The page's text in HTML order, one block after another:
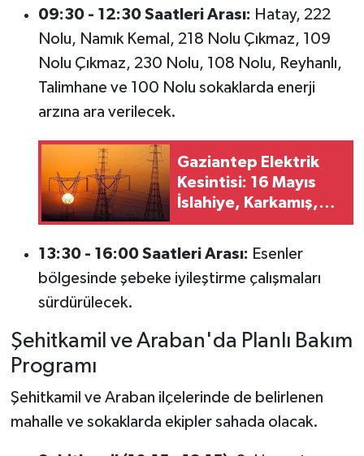
09:30 - 12:30 Saatleri Arası: Hatay, 222
Nolu, Namık Kemal, 218 Nolu Çıkmaz, 109
Nolu Çıkmaz, 230 Nolu, 108 Nolu, Reyhanlı,
Talimhane ve 100 Nolu sokaklarda enerji
arzına ara verilecek.
Gaziantep Elektrik
Kesintisi: 16 Mayıs
İslahiye, Karkamış,
Nizip, Nurdağı,
Şahinbey ve
Şehitkamil'de Geniş
Kapsaml
13:30 - 16:00 Saatleri Arası: Esenler
bölgesinde şebeke iyileştirme çalışmaları
sürdürülecek.
Şehitkamil ve Araban'da Planlı Bakım
Programı
Şehitkamil ve Araban ilçelerinde de belirlenen
mahalle ve sokaklarda ekipler sahada olacak.